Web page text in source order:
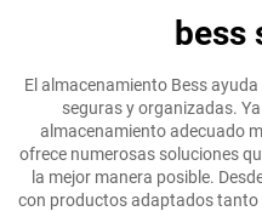
bess
El almacenamiento Bess
seguras y organizadas.
almacenamiento adecuado
ofrece numerosas soluciones
la mejor manera posible.
con productos adaptados tanto